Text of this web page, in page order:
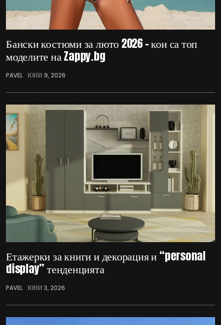
Бански костюми за люто 2026 – кои са топ
моделите на Zappy.bg
PAVEL ЮНИ 9, 2026
Етажерки за книги и декорация и “personal
display” тенденцията
PAVEL ЮНИ 3, 2026